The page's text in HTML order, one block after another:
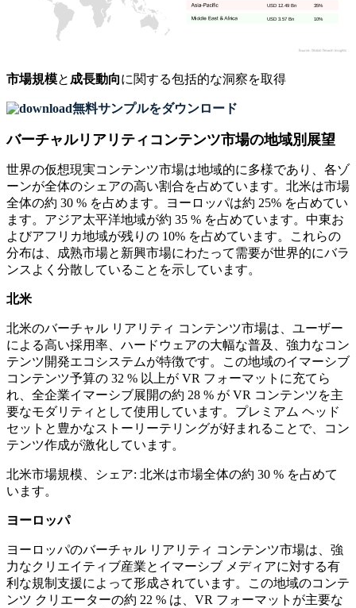
10%
USD 3.57 Bn
35%
USD 12.49 Bn
市場規模と 成長動向に関する包括的な洞察を取得
無料サンプルをダウンロード
バーチャルリアリティコンテンツ市場の地域別展望
世界の仮想現実コンテンツ市場は地域的に多様であり、各ゾ
ーンが全体のシェアの高い割合を占めています。北米は市場
全体の約 30 % を占めます。ヨーロッパは約 25% を占めてい
ます。アジア太平洋地域が約 35 % を占めています。中東お
よびアフリカ地域が残りの 10% を占めています。これらの
分布は、成熟市場と新興市場にわたって需要が世界的にバラ
ンスよく分散していることを示しています。
北米
北米のバーチャル リアリティ コンテンツ市場は、ユーザー
による高い採用率、ハードウェアの大幅な普及、強力なコン
テンツ開発エコシステムが特徴です。この地域のイマーシブ
コンテンツ予算の 32 % 以上が VR フォーマットに充てら
れ、全企業イマーシブ展開の約 28 % が VR コンテンツを主
要なモダリティとして使用しています。プレミアム ヘッド
セットと豊かなストーリーテリングが好まれることで、コン
テンツ作成が激化しています。
北米市場規模、シェア: 北米は市場全体の約 30 % を占めて
います。
ヨーロッパ
ヨーロッパのバーチャル リアリティ コンテンツ市場は、強
力なクリエイティブ産業とイマーシブ メディアに対する有
利な規制支援によって形成されています。この地域のコンテ
ンツ クリエーターの約 22 % は、VR フォーマットが主要な